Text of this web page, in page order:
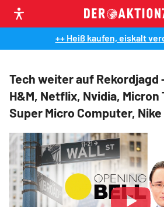
++ Heiß kaufen, eiskalt
Tech weiter auf Rekordjagd
H&M, Netflix, Nvidia, Micron
Super Micro Computer, Nike